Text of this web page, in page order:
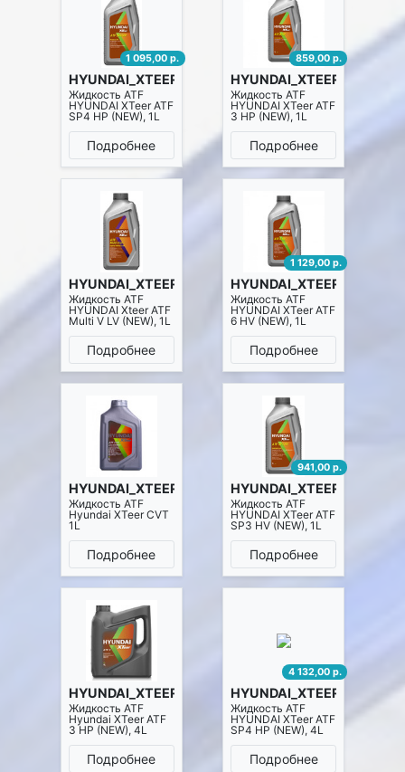
1 095,00 р.
HYUNDAI_XTEER 1011006
Жидкость ATF
HYUNDAI XTeer ATF
SP4 HP (NEW), 1L
Подробнее
859,00 р.
HYUNDAI_XTEER 1011011
Жидкость ATF
HYUNDAI XTeer ATF
3 HP (NEW), 1L
Подробнее
HYUNDAI_XTEER 1011411
Жидкость ATF
HYUNDAI Xteer ATF
Multi V LV (NEW), 1L
Подробнее
1 129,00 р.
HYUNDAI_XTEER 1011412
Жидкость ATF
HYUNDAI XTeer ATF
6 HV (NEW), 1L
Подробнее
HYUNDAI_XTEER 1011413
Жидкость ATF
Hyundai XTeer CVT
1L
Подробнее
941,00 р.
HYUNDAI_XTEER 1011415
Жидкость ATF
HYUNDAI XTeer ATF
SP3 HV (NEW), 1L
Подробнее
HYUNDAI_XTEER 1041009
Жидкость ATF
Hyundai XTeer ATF
3 HP (NEW), 4L
Подробнее
4 132,00 р.
HYUNDAI_XTEER 1041017
Жидкость ATF
HYUNDAI XTeer ATF
SP4 HP (NEW), 4L
Подробнее